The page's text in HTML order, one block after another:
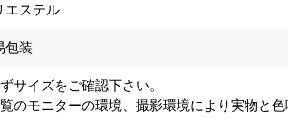
エステル
包装
サイズをご確認下さい。
のモニターの環境、撮影環境により実物と